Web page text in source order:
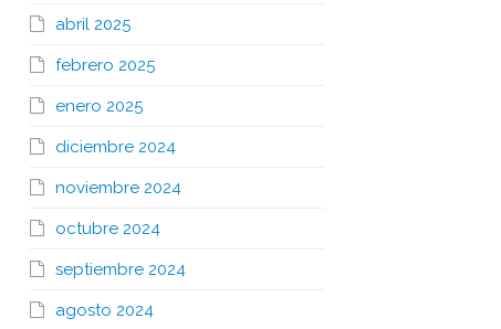
abril 2025
febrero 2025
enero 2025
diciembre 2024
noviembre 2024
octubre 2024
septiembre 2024
agosto 2024